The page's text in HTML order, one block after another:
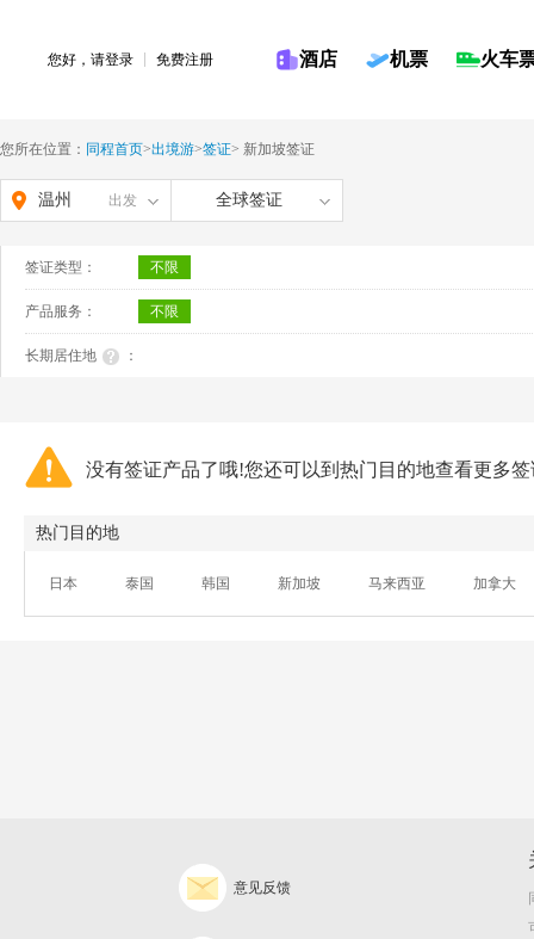
您好，请登录 免费注册 酒店 机票 火车
您所在位置： 同程首页>出境游>签证> 新加坡签证
温州 出发 全球签证
签证类型： 不限
产品服务： 不限
长期居住地 ：
没有签证产品了哦!您还可以到热门目的地查看更多
热门目的地
日本 泰国 韩国 新加坡 马来西亚 加拿大
意见反馈